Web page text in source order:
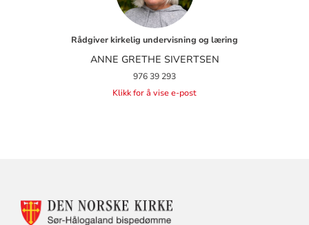
Rådgiver kirkelig undervisning og læring
ANNE GRETHE SIVERTSEN
976 39 293
Klikk for å vise e-post
KONTAKTINFORMASJON